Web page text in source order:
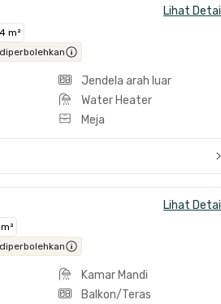
Lihat Detail
m²
Jendela arah luar
Water Heater
Meja
Lihat Detail
Kamar Mandi
Balkon/Teras